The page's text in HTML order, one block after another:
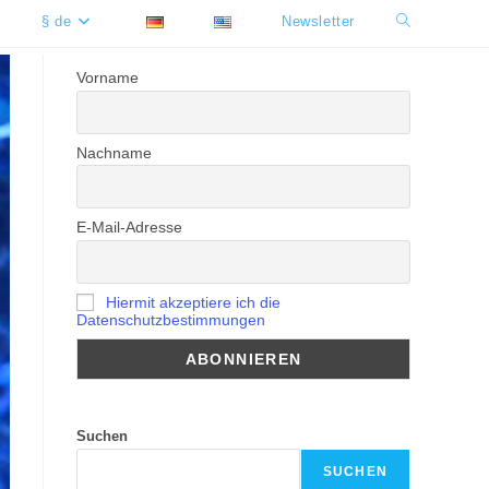
§ de Newsletter Website-
Vorname
Nachname
E-Mail-Adresse
Hiermit akzeptiere ich die
Datenschutzbestimmungen
Suchen
SUCHEN